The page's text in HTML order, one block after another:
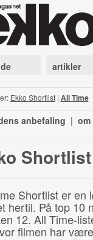
artikler
Ekko Shortlist| All Time
anbefaling |
Shortlist
Shortlist er en
hertil. På top 10
12. All Time-
filmen har